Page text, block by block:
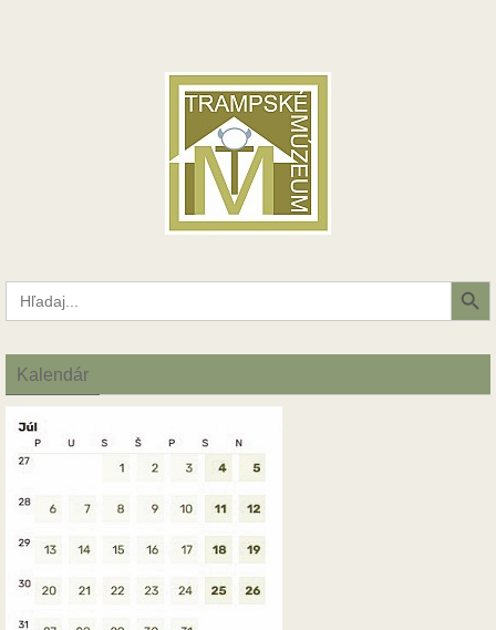
Search
for:
Search Button
Kalendár